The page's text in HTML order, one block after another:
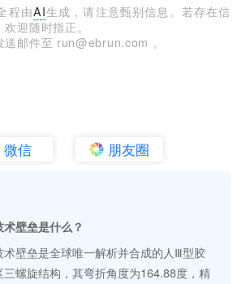
程由AI生成，请注意甄别信息。若存在信
迎随时指正。
邮件至 run@ebrun.com 。
微信 朋友圈
壁垒是什么？
术壁垒是全球唯一解析并合成的人Ⅲ型胶
三螺旋结构，其弯折角度为164.88度，精